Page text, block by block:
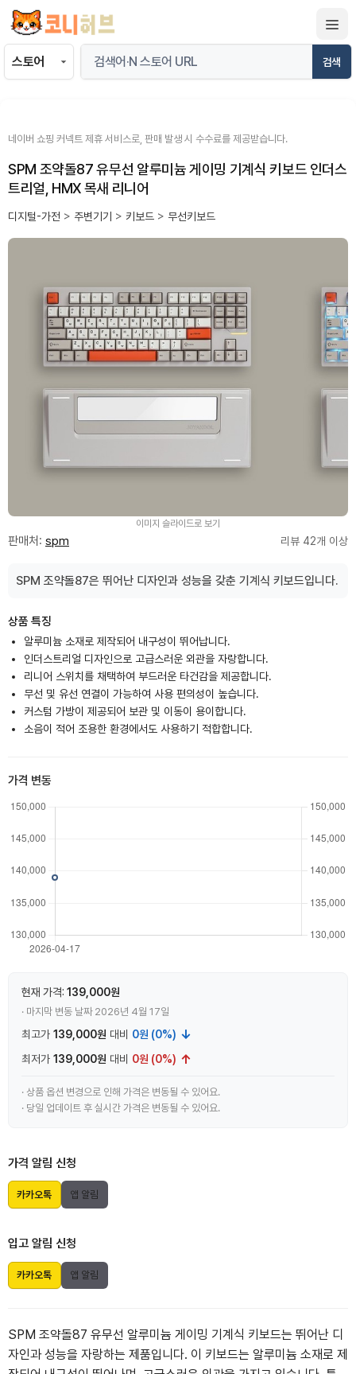
츠
검색
네이버 쇼핑 커넥트 제휴 서비스로, 판매 발생 시 수수료를 제공받습니다.
SPM 조약돌87 유무선 알루미늄 게이밍 기계식 키보드 인더스
트리얼, HMX 목새 리니어
디지털-가전 > 주변기기 > 키보드 > 무선키보드
이미지 슬라이드로 보기
판매처: spm 리뷰 42개 이상
SPM 조약돌87은 뛰어난 디자인과 성능을 갖춘 기계식 키보드입니다.
상품 특징
알루미늄 소재로 제작되어 내구성이 뛰어납니다.
인더스트리얼 디자인으로 고급스러운 외관을 자랑합니다.
리니어 스위치를 채택하여 부드러운 타건감을 제공합니다.
무선 및 유선 연결이 가능하여 사용 편의성이 높습니다.
커스텀 가방이 제공되어 보관 및 이동이 용이합니다.
소음이 적어 조용한 환경에서도 사용하기 적합합니다.
가격 변동
현재 가격: 139,000원
· 마지막 변동 날짜 2026년 4월 17일
최고가 139,000원 대비 0원 (0%) ↓
최저가 139,000원 대비 0원 (0%) ↑
· 상품 옵션 변경으로 인해 가격은 변동될 수 있어요.
· 당일 업데이트 후 실시간 가격은 변동될 수 있어요.
가격 알림 신청
카카오톡 앱 알림
입고 알림 신청
카카오톡 앱 알림
SPM 조약돌87 유무선 알루미늄 게이밍 기계식 키보드는 뛰어난 디
자인과 성능을 자랑하는 제품입니다. 이 키보드는 알루미늄 소재로 제